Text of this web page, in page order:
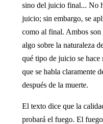
sino del juicio final... No
juicio; sin embargo, se
como al final. Ambos son
algo sobre la naturaleza
qué tipo de juicio se hace
que se habla claramente
después de la muerte.
El texto dice que la
probará el fuego. El